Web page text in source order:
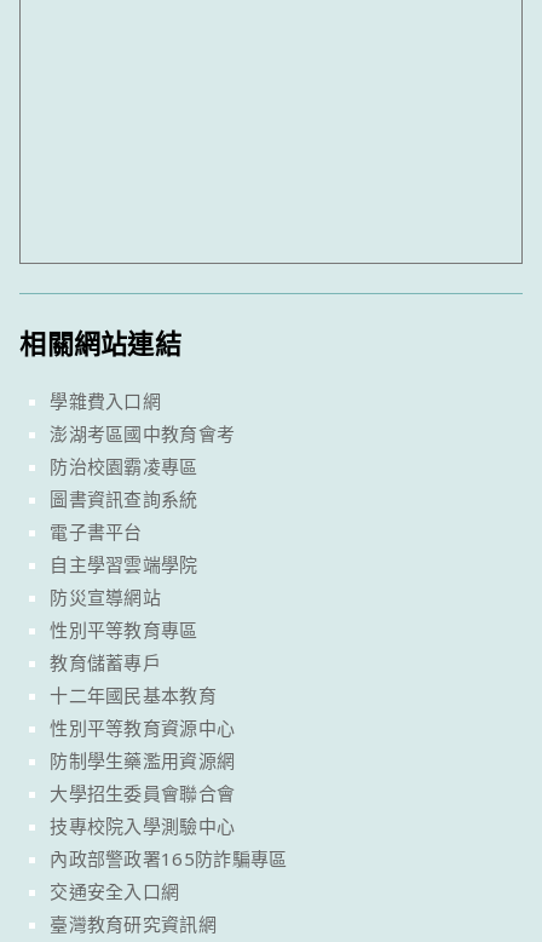
相關網站連結
學雜費入口網
澎湖考區國中教育會考
防治校園霸凌專區
圖書資訊查詢系統
電子書平台
自主學習雲端學院
防災宣導網站
性別平等教育專區
教育儲蓄專戶
十二年國民基本教育
性別平等教育資源中心
防制學生藥濫用資源網
大學招生委員會聯合會
技專校院入學測驗中心
內政部警政署165防詐騙專區
交通安全入口網
臺灣教育研究資訊網